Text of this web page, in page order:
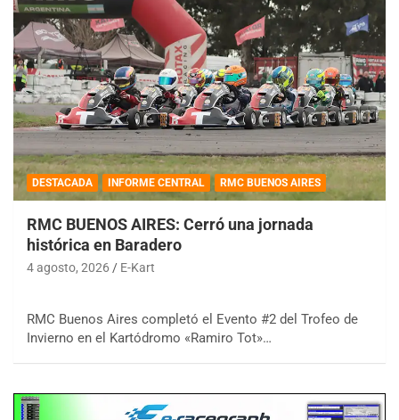
DESTACADA INFORME CENTRAL RMC BUENOS AIRES
RMC BUENOS AIRES: Cerró una jornada
histórica en Baradero
4 agosto, 2026 E-Kart
RMC Buenos Aires completó el Evento #2 del Trofeo de
Invierno en el Kartódromo «Ramiro Tot»…